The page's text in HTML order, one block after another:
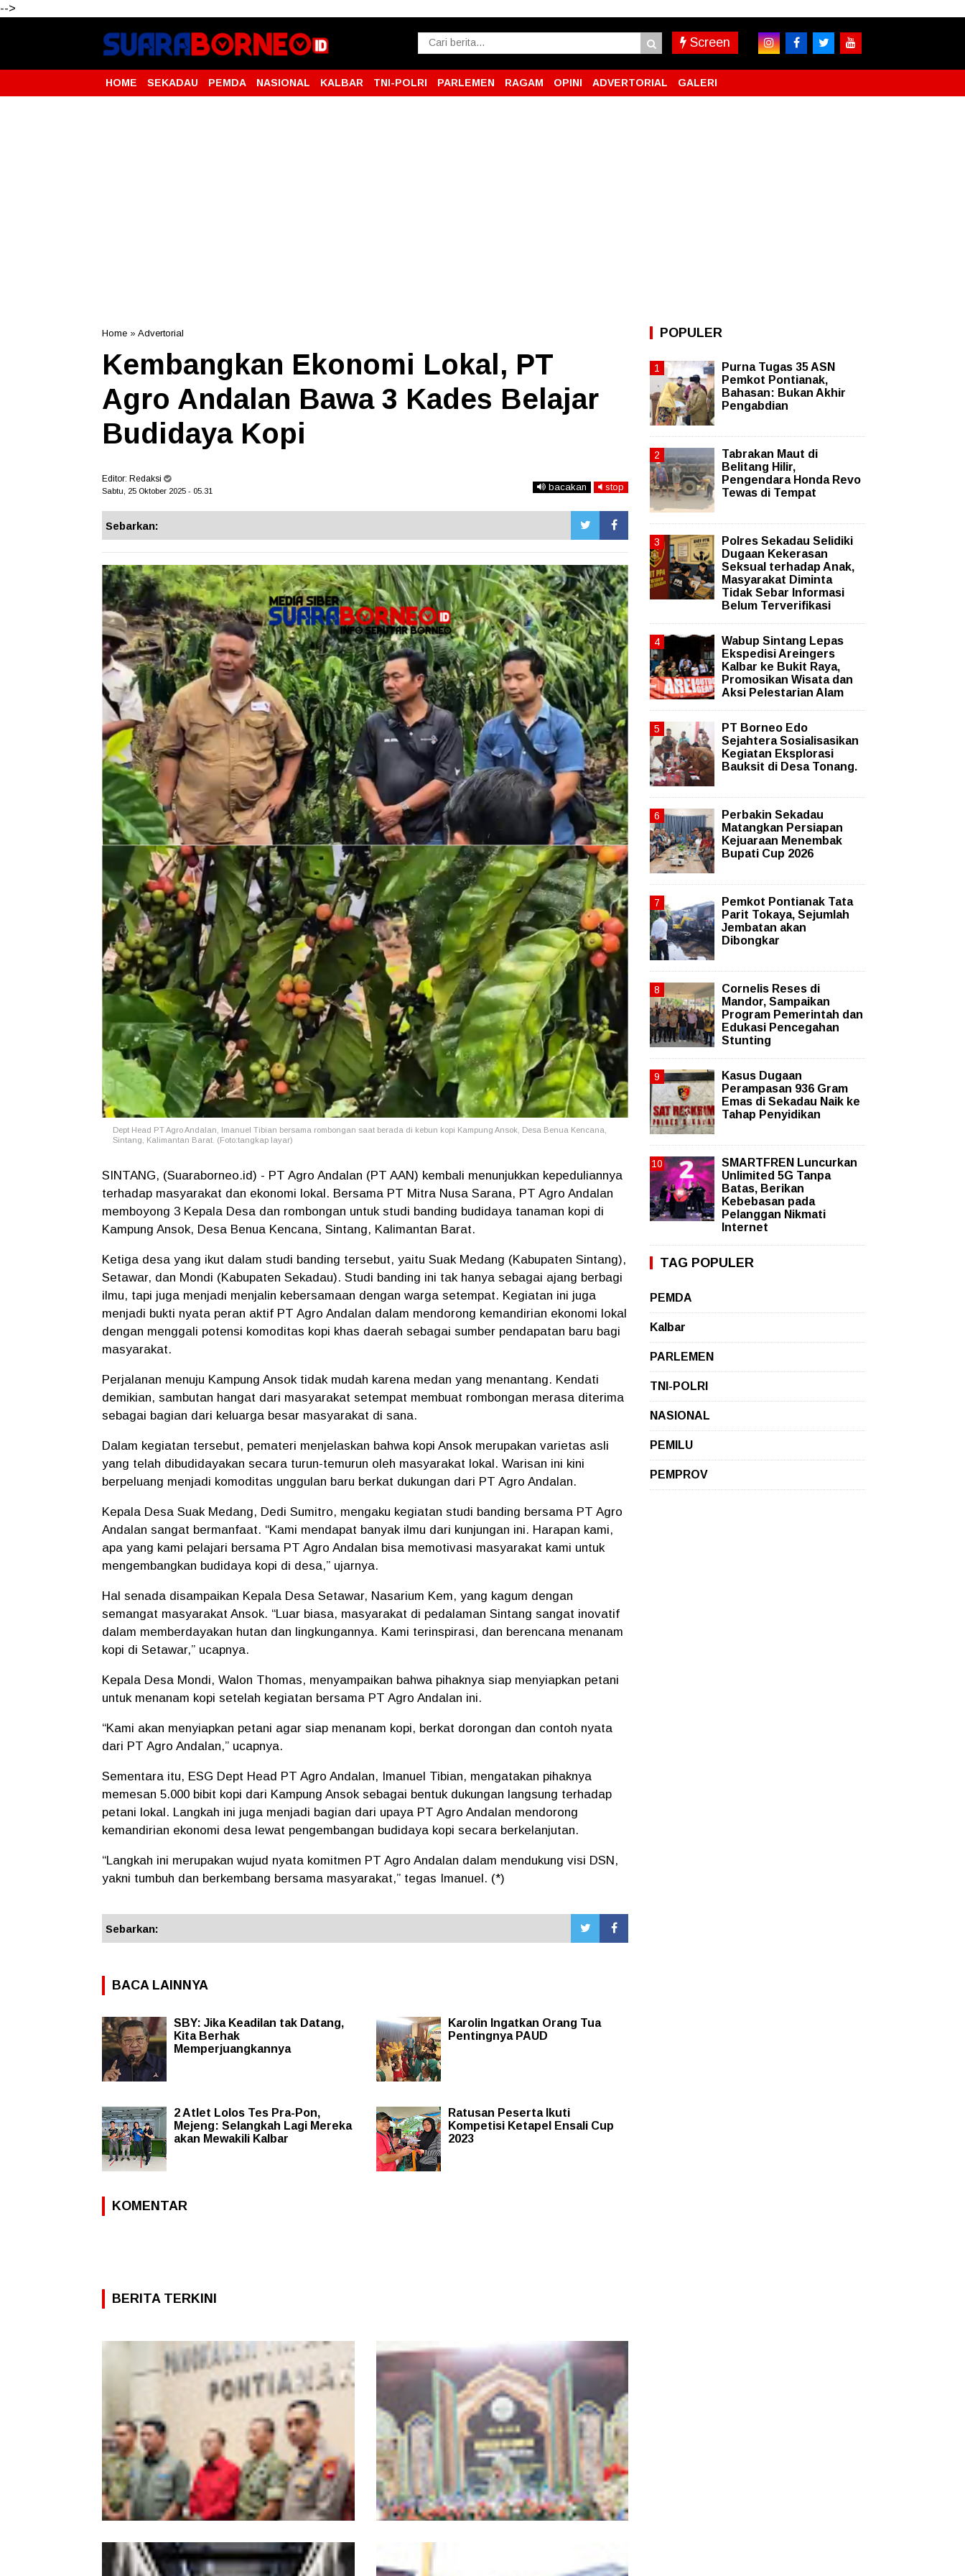
-->
Screen
HOME SEKADAU PEMDA NASIONAL KALBAR TNI-POLRI PARLEMEN RAGAM OPINI ADVERTORIAL GALERI
Home » Advertorial
Kembangkan Ekonomi Lokal, PT
Agro Andalan Bawa 3 Kades Belajar
Budidaya Kopi
Editor: Redaksi
Sabtu, 25 Oktober 2025 - 05.31 bacakan stop
Sebarkan:
Dept Head PT Agro Andalan, Imanuel Tibian bersama rombongan saat berada di kebun kopi Kampung Ansok, Desa Benua Kencana,
Sintang, Kalimantan Barat. (Foto:tangkap layar)
SINTANG, (Suaraborneo.id) - PT Agro Andalan (PT AAN) kembali menunjukkan kepeduliannya
terhadap masyarakat dan ekonomi lokal. Bersama PT Mitra Nusa Sarana, PT Agro Andalan
memboyong 3 Kepala Desa dan rombongan untuk studi banding budidaya tanaman kopi di
Kampung Ansok, Desa Benua Kencana, Sintang, Kalimantan Barat.
Ketiga desa yang ikut dalam studi banding tersebut, yaitu Suak Medang (Kabupaten Sintang),
Setawar, dan Mondi (Kabupaten Sekadau). Studi banding ini tak hanya sebagai ajang berbagi
ilmu, tapi juga menjadi menjalin kebersamaan dengan warga setempat. Kegiatan ini juga
menjadi bukti nyata peran aktif PT Agro Andalan dalam mendorong kemandirian ekonomi lokal
dengan menggali potensi komoditas kopi khas daerah sebagai sumber pendapatan baru bagi
masyarakat.
Perjalanan menuju Kampung Ansok tidak mudah karena medan yang menantang. Kendati
demikian, sambutan hangat dari masyarakat setempat membuat rombongan merasa diterima
sebagai bagian dari keluarga besar masyarakat di sana.
Dalam kegiatan tersebut, pemateri menjelaskan bahwa kopi Ansok merupakan varietas asli
yang telah dibudidayakan secara turun-temurun oleh masyarakat lokal. Warisan ini kini
berpeluang menjadi komoditas unggulan baru berkat dukungan dari PT Agro Andalan.
Kepala Desa Suak Medang, Dedi Sumitro, mengaku kegiatan studi banding bersama PT Agro
Andalan sangat bermanfaat. “Kami mendapat banyak ilmu dari kunjungan ini. Harapan kami,
apa yang kami pelajari bersama PT Agro Andalan bisa memotivasi masyarakat kami untuk
mengembangkan budidaya kopi di desa,” ujarnya.
Hal senada disampaikan Kepala Desa Setawar, Nasarium Kem, yang kagum dengan
semangat masyarakat Ansok. “Luar biasa, masyarakat di pedalaman Sintang sangat inovatif
dalam memberdayakan hutan dan lingkungannya. Kami terinspirasi, dan berencana menanam
kopi di Setawar,” ucapnya.
Kepala Desa Mondi, Walon Thomas, menyampaikan bahwa pihaknya siap menyiapkan petani
untuk menanam kopi setelah kegiatan bersama PT Agro Andalan ini.
“Kami akan menyiapkan petani agar siap menanam kopi, berkat dorongan dan contoh nyata
dari PT Agro Andalan,” ucapnya.
Sementara itu, ESG Dept Head PT Agro Andalan, Imanuel Tibian, mengatakan pihaknya
memesan 5.000 bibit kopi dari Kampung Ansok sebagai bentuk dukungan langsung terhadap
petani lokal. Langkah ini juga menjadi bagian dari upaya PT Agro Andalan mendorong
kemandirian ekonomi desa lewat pengembangan budidaya kopi secara berkelanjutan.
“Langkah ini merupakan wujud nyata komitmen PT Agro Andalan dalam mendukung visi DSN,
yakni tumbuh dan berkembang bersama masyarakat,” tegas Imanuel. (*)
Sebarkan:
BACA LAINNYA
SBY: Jika Keadilan tak Datang,
Kita Berhak
Memperjuangkannya
Karolin Ingatkan Orang Tua
Pentingnya PAUD
2 Atlet Lolos Tes Pra-Pon,
Mejeng: Selangkah Lagi Mereka
akan Mewakili Kalbar
Ratusan Peserta Ikuti
Kompetisi Ketapel Ensali Cup
2023
KOMENTAR
BERITA TERKINI
POPULER
Purna Tugas 35 ASN
Pemkot Pontianak,
Bahasan: Bukan Akhir
Pengabdian
Tabrakan Maut di
Belitang Hilir,
Pengendara Honda Revo
Tewas di Tempat
Polres Sekadau Selidiki
Dugaan Kekerasan
Seksual terhadap Anak,
Masyarakat Diminta
Tidak Sebar Informasi
Belum Terverifikasi
Wabup Sintang Lepas
Ekspedisi Areingers
Kalbar ke Bukit Raya,
Promosikan Wisata dan
Aksi Pelestarian Alam
PT Borneo Edo
Sejahtera Sosialisasikan
Kegiatan Eksplorasi
Bauksit di Desa Tonang.
Perbakin Sekadau
Matangkan Persiapan
Kejuaraan Menembak
Bupati Cup 2026
Pemkot Pontianak Tata
Parit Tokaya, Sejumlah
Jembatan akan
Dibongkar
Cornelis Reses di
Mandor, Sampaikan
Program Pemerintah dan
Edukasi Pencegahan
Stunting
Kasus Dugaan
Perampasan 936 Gram
Emas di Sekadau Naik ke
Tahap Penyidikan
SMARTFREN Luncurkan
Unlimited 5G Tanpa
Batas, Berikan
Kebebasan pada
Pelanggan Nikmati
Internet
TAG POPULER
PEMDA
Kalbar
PARLEMEN
TNI-POLRI
NASIONAL
PEMILU
PEMPROV